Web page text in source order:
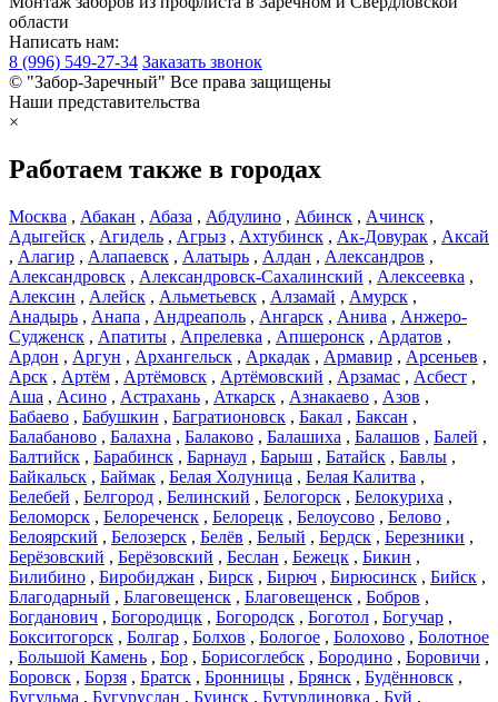
области
Написать нам:
8 (996) 549-27-34 Заказать звонок
© "Забор-Заречный" Все права защищены
Наши представительства
×
Работаем также в городах
Москва , Абакан , Абаза , Абдулино , Абинск , Ачинск ,
Адыгейск , Агидель , Агрыз , Ахтубинск , Ак-Довурак , Аксай
, Алагир , Алапаевск , Алатырь , Алдан , Александров ,
Александровск , Александровск-Сахалинский , Алексеевка ,
Алексин , Алейск , Альметьевск , Алзамай , Амурск ,
Анадырь , Анапа , Андреаполь , Ангарск , Анива , Анжеро-
Судженск , Апатиты , Апрелевка , Апшеронск , Ардатов ,
Ардон , Аргун , Архангельск , Аркадак , Армавир , Арсеньев ,
Арск , Артём , Артёмовск , Артёмовский , Арзамас , Асбест ,
Аша , Асино , Астрахань , Аткарск , Азнакаево , Азов ,
Бабаево , Бабушкин , Багратионовск , Бакал , Баксан ,
Балабаново , Балахна , Балаково , Балашиха , Балашов , Балей ,
Балтийск , Барабинск , Барнаул , Барыш , Батайск , Бавлы ,
Байкальск , Баймак , Белая Холуница , Белая Калитва ,
Белебей , Белгород , Белинский , Белогорск , Белокуриха ,
Беломорск , Белореченск , Белорецк , Белоусово , Белово ,
Белоярский , Белозерск , Белёв , Белый , Бердск , Березники ,
Берёзовский , Берёзовский , Беслан , Бежецк , Бикин ,
Билибино , Биробиджан , Бирск , Бирюч , Бирюсинск , Бийск ,
Благодарный , Благовещенск , Благовещенск , Бобров ,
Богданович , Богородицк , Богородск , Боготол , Богучар ,
Бокситогорск , Болгар , Болхов , Бологое , Болохово , Болотное
, Большой Камень , Бор , Борисоглебск , Бородино , Боровичи ,
Боровск , Борзя , Братск , Бронницы , Брянск , Будённовск ,
Бугульма , Бугуруслан , Буинск , Бутурлиновка , Буй ,